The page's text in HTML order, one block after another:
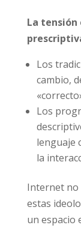
La
Los
cambio,
Los
lenguaje
la
Internet no
estas
un espacio